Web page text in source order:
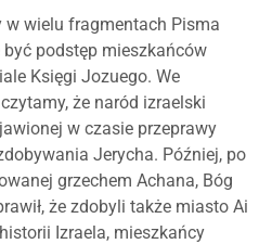
wielu fragmentach Pisma
być podstęp mieszkańców
Księgi Jozuego. We
że naród izraelski
w czasie przeprawy
Jerycha. Później, po
grzechem Achana, Bóg
że zdobyli także miasto Ai
Izraela, mieszkańcy